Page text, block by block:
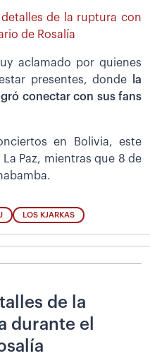
de la ruptura con
de Rosalía
aclamado por quienes
presentes, donde
la
conectar con sus fans
en Bolivia, este
Paz, mientras que 8 de
LOS KJARKAS
de la
durante el